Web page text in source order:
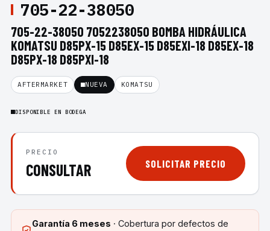
705-22-38050
705-22-38050 7052238050 BOMBA HIDRÁULICA
KOMATSU D85PX-15 D85EX-15 D85EXI-18 D85EX-18
D85PX-18 D85PXI-18
AFTERMARKET NUEVA KOMATSU
DISPONIBLE EN BODEGA
PRECIO
CONSULTAR SOLICITAR PRECIO
Garantía 6 meses · Cobertura por defectos de